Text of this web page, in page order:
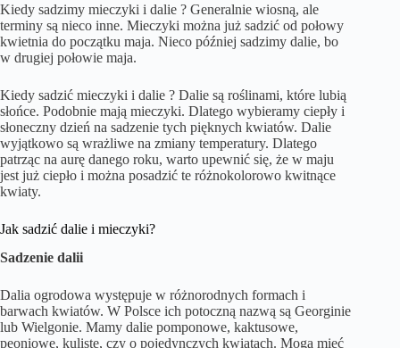
Kiedy sadzimy mieczyki i dalie ? Generalnie wiosną, ale
terminy są nieco inne. Mieczyki można już sadzić od połowy
kwietnia do początku maja. Nieco później sadzimy dalie, bo
w drugiej połowie maja.
Kiedy sadzić mieczyki i dalie ? Dalie są roślinami, które lubią
słońce. Podobnie mają mieczyki. Dlatego wybieramy ciepły i
słoneczny dzień na sadzenie tych pięknych kwiatów. Dalie
wyjątkowo są wrażliwe na zmiany temperatury. Dlatego
patrząc na aurę danego roku, warto upewnić się, że w maju
jest już ciepło i można posadzić te różnokolorowo kwitnące
kwiaty.
Jak sadzić dalie i mieczyki?
Sadzenie dalii
Dalia ogrodowa występuje w różnorodnych formach i
barwach kwiatów. W Polsce ich potoczną nazwą są Georginie
lub Wielgonie. Mamy dalie pomponowe, kaktusowe,
peoniowe, kuliste, czy o pojedynczych kwiatach. Mogą mieć